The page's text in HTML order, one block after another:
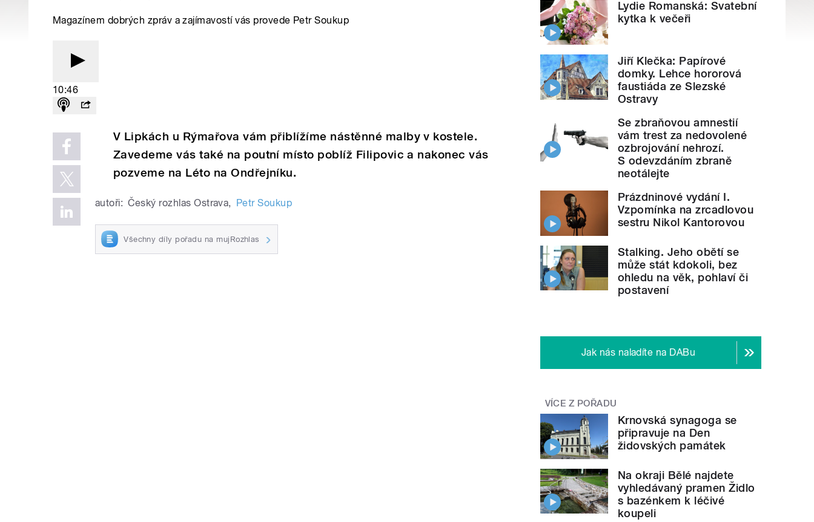
Magazínem dobrých zpráv a zajímavostí vás provede Petr Soukup
10:46
V Lipkách u Rýmařova vám přiblížíme nástěnné malby v kostele.
Zavedeme vás také na poutní místo poblíž Filipovic a nakonec vás
pozveme na Léto na Ondřejníku.
autoři: Český rozhlas Ostrava, Petr Soukup
Všechny díly pořadu na mujRozhlas
Lydie Romanská: Svatební
kytka k večeři
Jiří Klečka: Papírové
domky. Lehce hororová
faustiáda ze Slezské
Ostravy
Se zbraňovou amnestií
vám trest za nedovolené
ozbrojování nehrozí.
S odevzdáním zbraně
neotálejte
Prázdninové vydání I.
Vzpomínka na zrcadlovou
sestru Nikol Kantorovou
Stalking. Jeho obětí se
může stát kdokoli, bez
ohledu na věk, pohlaví či
postavení
Jak nás naladíte na DABu
VÍCE Z POŘADU
Krnovská synagoga se
připravuje na Den
židovských památek
Na okraji Bělé najdete
vyhledávaný pramen Židlo
s bazénkem k léčivé
koupeli